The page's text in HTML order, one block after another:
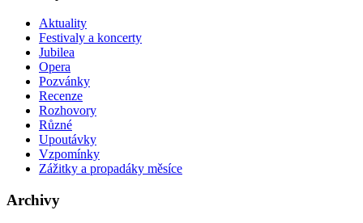
Aktuality
Festivaly a koncerty
Jubilea
Opera
Pozvánky
Recenze
Rozhovory
Různé
Upoutávky
Vzpomínky
Zážitky a propadáky měsíce
Archivy